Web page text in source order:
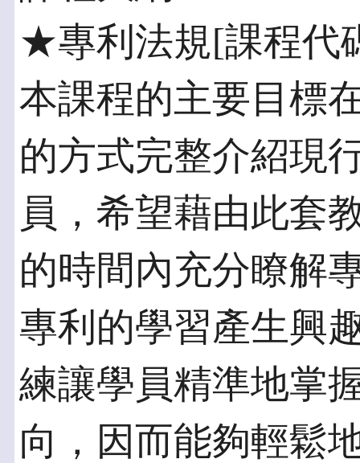
★專利法規[課程代
本課程的主要目標
的方式完整介紹現
員，希望藉由此套
的時間內充分瞭解
專利的學習產生興
練讓學員精準地掌
向，因而能夠輕鬆